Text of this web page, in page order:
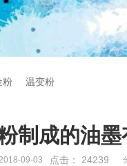
粉 温变粉
制成的油墨
09-03 点击： 24239